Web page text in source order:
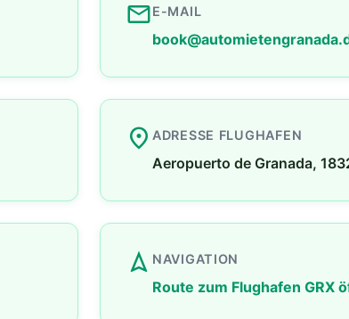
emailE-MAIL
place ADRESSE FLUGHAFEN
Aeropuerto de Granada,
navigation NAVIGATION
Route zum Flughafen GRX